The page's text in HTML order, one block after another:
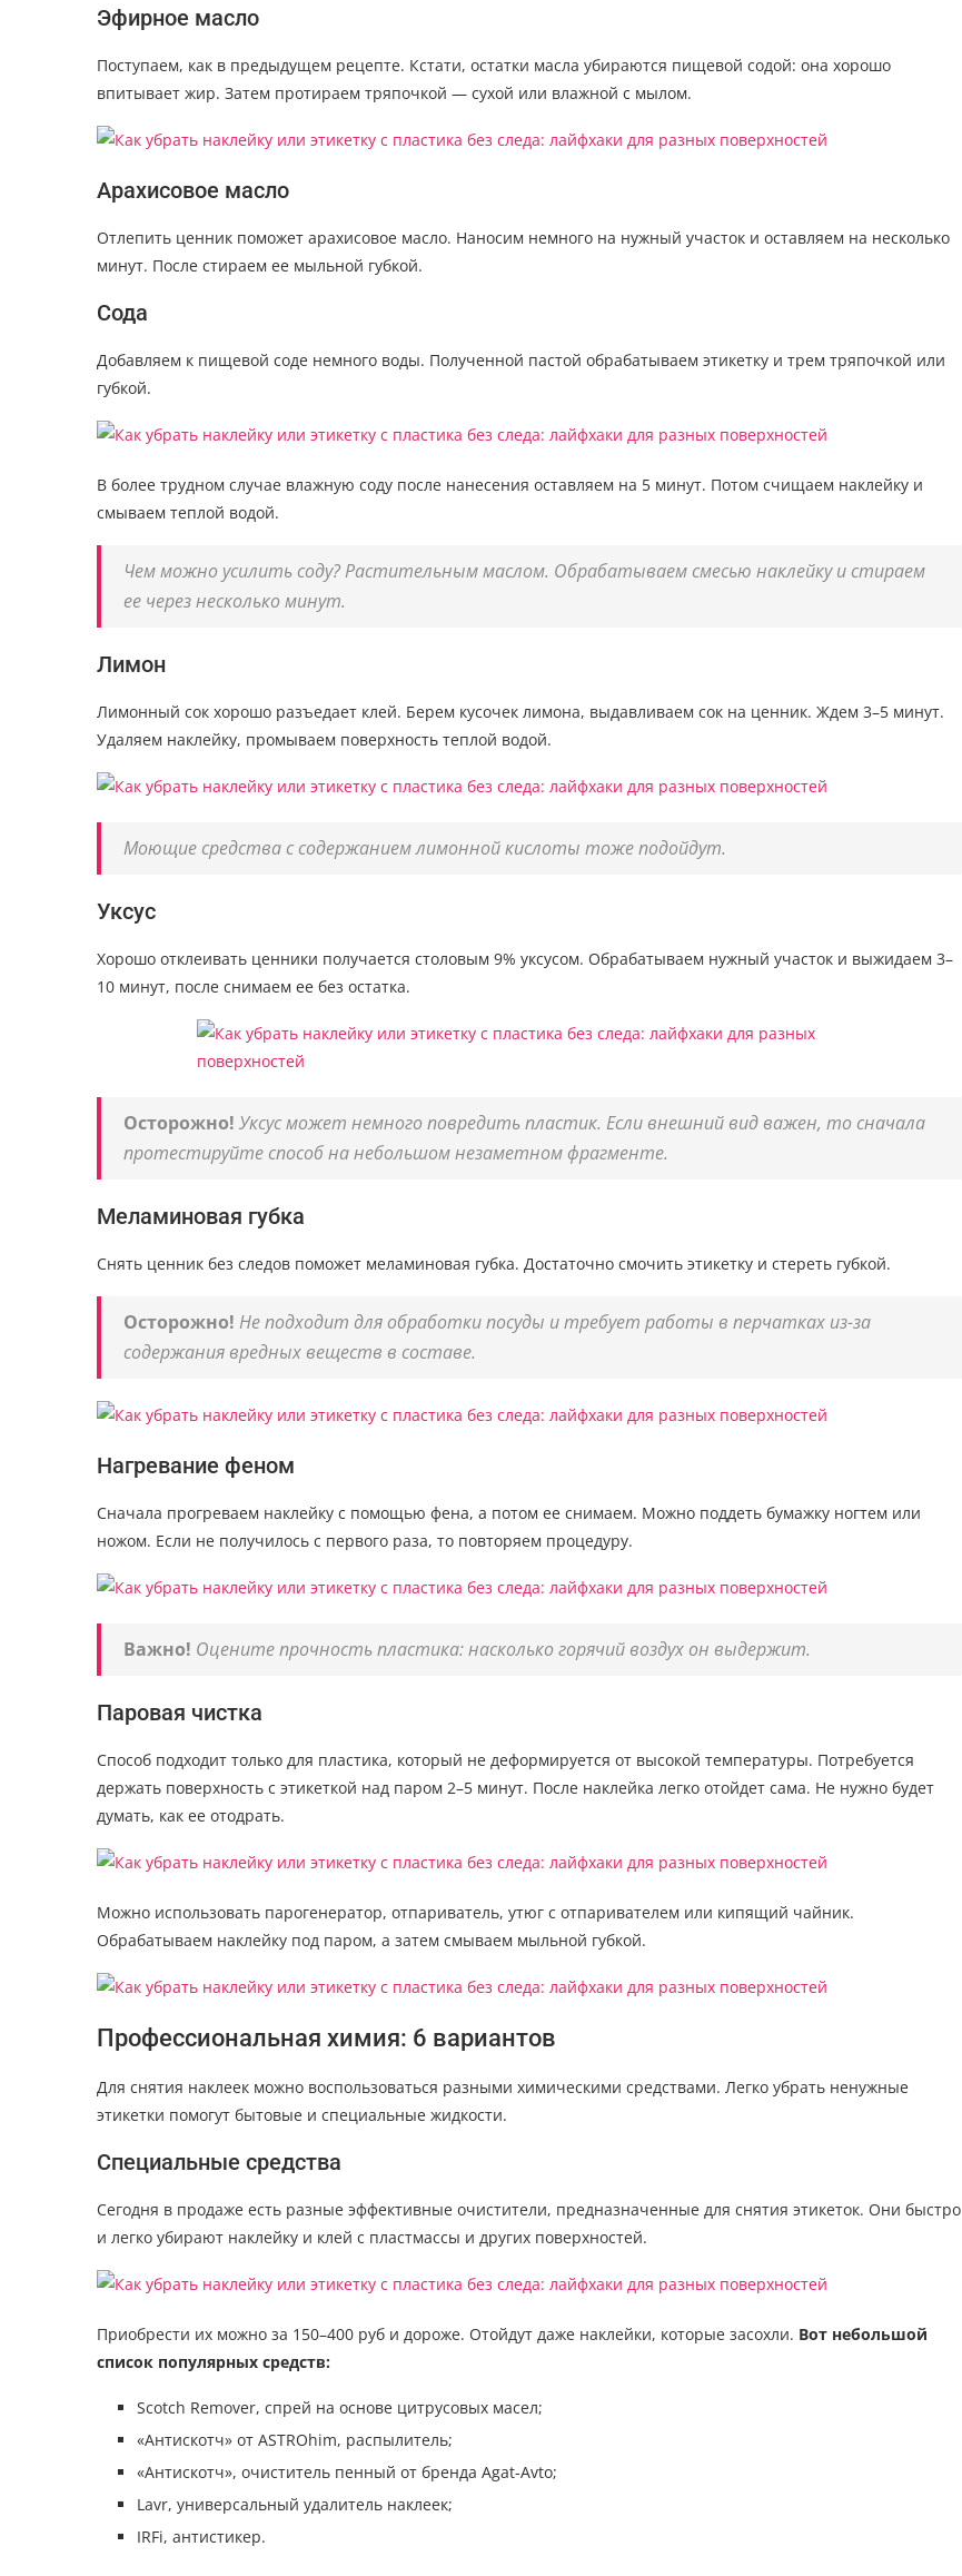
Эфирное масло
Поступаем, как в предыдущем рецепте. Кстати, остатки масла убираются пищевой содой: она хорошо
впитывает жир. Затем протираем тряпочкой — сухой или влажной с мылом.
Арахисовое масло
Отлепить ценник поможет арахисовое масло. Наносим немного на нужный участок и оставляем на несколько
минут. После стираем ее мыльной губкой.
Сода
Добавляем к пищевой соде немного воды. Полученной пастой обрабатываем этикетку и трем тряпочкой или
губкой.
В более трудном случае влажную соду после нанесения оставляем на 5 минут. Потом счищаем наклейку и
смываем теплой водой.
Чем можно усилить соду? Растительным маслом. Обрабатываем смесью наклейку и стираем
ее через несколько минут.
Лимон
Лимонный сок хорошо разъедает клей. Берем кусочек лимона, выдавливаем сок на ценник. Ждем 3–5 минут.
Удаляем наклейку, промываем поверхность теплой водой.
Моющие средства с содержанием лимонной кислоты тоже подойдут.
Уксус
Хорошо отклеивать ценники получается столовым 9% уксусом. Обрабатываем нужный участок и выжидаем 3–
10 минут, после снимаем ее без остатка.
Осторожно! Уксус может немного повредить пластик. Если внешний вид важен, то сначала
протестируйте способ на небольшом незаметном фрагменте.
Меламиновая губка
Снять ценник без следов поможет меламиновая губка. Достаточно смочить этикетку и стереть губкой.
Осторожно! Не подходит для обработки посуды и требует работы в перчатках из-за
содержания вредных веществ в составе.
Нагревание феном
Сначала прогреваем наклейку с помощью фена, а потом ее снимаем. Можно поддеть бумажку ногтем или
ножом. Если не получилось с первого раза, то повторяем процедуру.
Важно! Оцените прочность пластика: насколько горячий воздух он выдержит.
Паровая чистка
Способ подходит только для пластика, который не деформируется от высокой температуры. Потребуется
держать поверхность с этикеткой над паром 2–5 минут. После наклейка легко отойдет сама. Не нужно будет
думать, как ее отодрать.
Можно использовать парогенератор, отпариватель, утюг с отпаривателем или кипящий чайник.
Обрабатываем наклейку под паром, а затем смываем мыльной губкой.
Профессиональная химия: 6 вариантов
Для снятия наклеек можно воспользоваться разными химическими средствами. Легко убрать ненужные
этикетки помогут бытовые и специальные жидкости.
Специальные средства
Сегодня в продаже есть разные эффективные очистители, предназначенные для снятия этикеток. Они быстро
и легко убирают наклейку и клей с пластмассы и других поверхностей.
Приобрести их можно за 150–400 руб и дороже. Отойдут даже наклейки, которые засохли. Вот небольшой
список популярных средств:
Scotch Remover, спрей на основе цитрусовых масел;
«Антискотч» от ASTROhim, распылитель;
«Антискотч», очиститель пенный от бренда Agat-Avto;
Lavr, универсальный удалитель наклеек;
IRFi, антистикер.